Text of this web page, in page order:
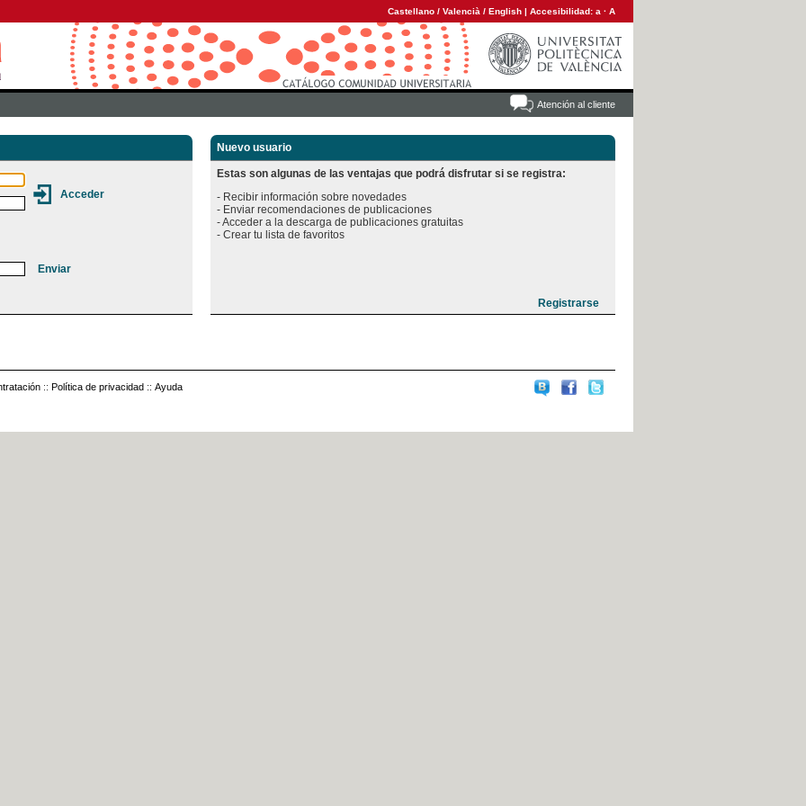
Castellano / Valencià / English | Accesibilidad: a · A
Atención al cliente
Nuevo usuario
Estas son algunas de las ventajas que podrá disfrutar si se registra:
- Recibir información sobre novedades
- Enviar recomendaciones de publicaciones
- Acceder a la descarga de publicaciones gratuitas
:: Política de privacidad :: Ayuda